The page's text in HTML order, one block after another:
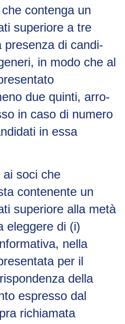
contenga un
superiore a tre
presenza di candi-
in modo che al
due quinti, arro-
in caso di numero
in essa
ai soci che
contenente un
superiore alla metà
eleggere di (i)
nella
per il
della
espresso dal
richiamata